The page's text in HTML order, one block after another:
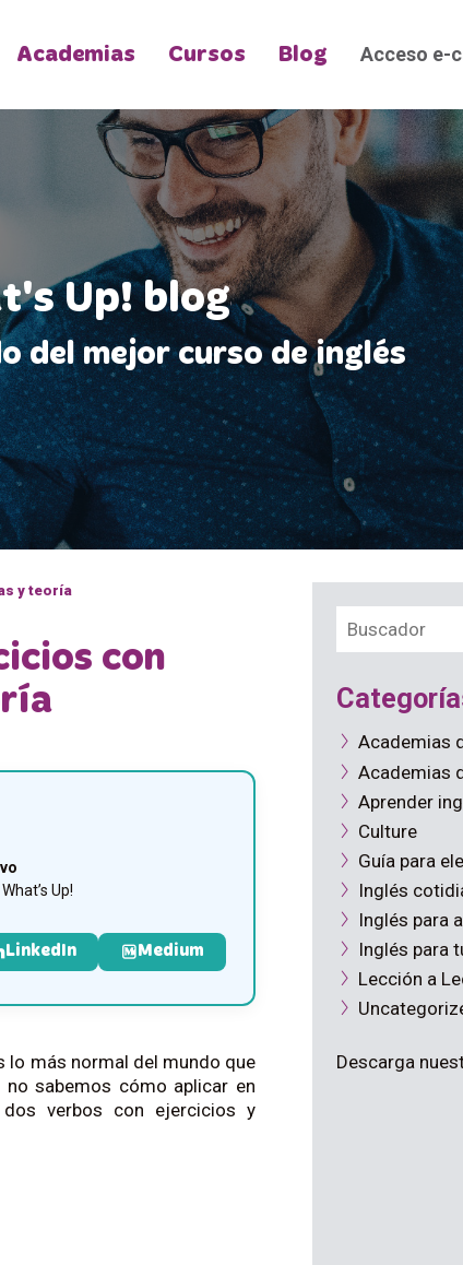
Academias Cursos Blog Acceso e-
Up! blog
del mejor curso de inglés
y teoría
con
Up!
LinkedIn Medium
lo más normal del mundo que
sabemos cómo aplicar en
verbos con ejercicios y
Academias
Academias
Aprender
Culture
Guía para
Inglés
Inglés para
Inglés para
Lección a
Descarga